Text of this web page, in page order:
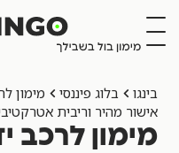
בינגו בלוג פיננסי
מימון
אישור מהיר וריבית
מימון לרכב